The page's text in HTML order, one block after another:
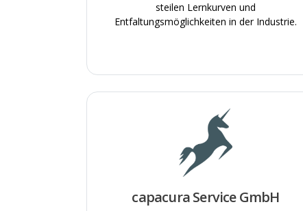
steilen Lernkurven und
Entfaltungsmöglichkeiten in der Industrie.
capacura Service GmbH